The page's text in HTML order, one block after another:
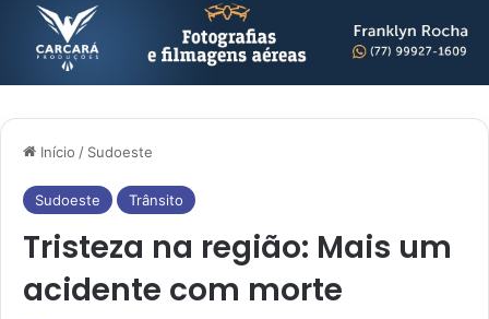
Início / Sudoeste
Sudoeste Trânsito
Tristeza na região: Mais um
acidente com morte